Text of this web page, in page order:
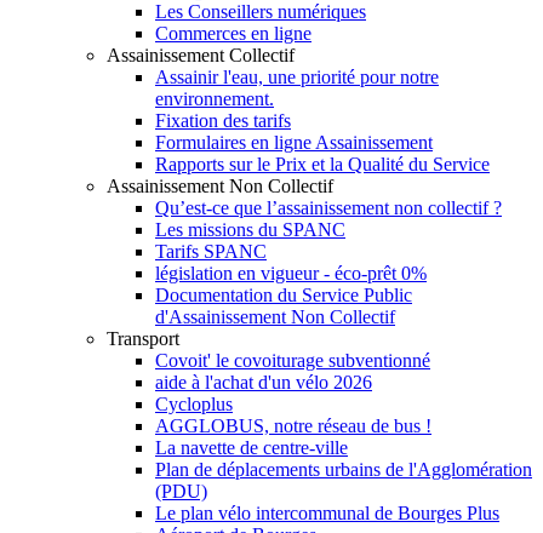
Les Conseillers numériques
Commerces en ligne
Assainissement Collectif
Assainir l'eau, une priorité pour notre
environnement.
Fixation des tarifs
Formulaires en ligne Assainissement
Rapports sur le Prix et la Qualité du Service
Assainissement Non Collectif
Qu’est-ce que l’assainissement non collectif ?
Les missions du SPANC
Tarifs SPANC
législation en vigueur - éco-prêt 0%
Documentation du Service Public
d'Assainissement Non Collectif
Transport
Covoit' le covoiturage subventionné
aide à l'achat d'un vélo 2026
Cycloplus
AGGLOBUS, notre réseau de bus !
La navette de centre-ville
Plan de déplacements urbains de l'Agglomération
(PDU)
Le plan vélo intercommunal de Bourges Plus